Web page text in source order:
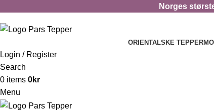
Norges
ORIENTALSKE TEPPER
Login / Register
Search
0 items 0kr
Menu